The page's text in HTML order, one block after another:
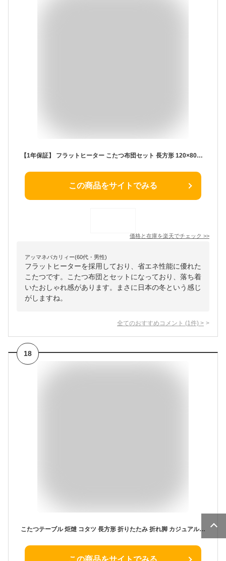
【1年保証】 フラットヒーター こたつ布団セット 長方形 120×80cm こたつセット こたつ セット こたつ テーブル こたつふとん セット こたつ机 こたつ布団 2点セット 布団セット おしゃれ 一人暮らし 二人用 一人用 省エネ フラットヒーターこたつ リビングこたつ
この商品をサイトでみる
価格と在庫を楽天でチェック >>
アッマネバカリィー(60代・男性)
フラットヒーターを採用しており、省エネ性能に優れた
こたつです。こたつ布団とセットになっており、落ち着
いたおしゃれ感があります。まさに日本の冬という感じ
がしますね。
全てのおすすめコメント (1 件) >
18
こたつテーブル 炬燵 コタツ 長方形 折りたたみ 折れ脚 カジュアルこたつ コンパクト おしゃれ 90×60cm カジュアル センター リビング かわいい シンプル 北欧 1人暮らし カジュアル 鏡面 マットカラー 省エネ ヒーター 電気代節約 節電